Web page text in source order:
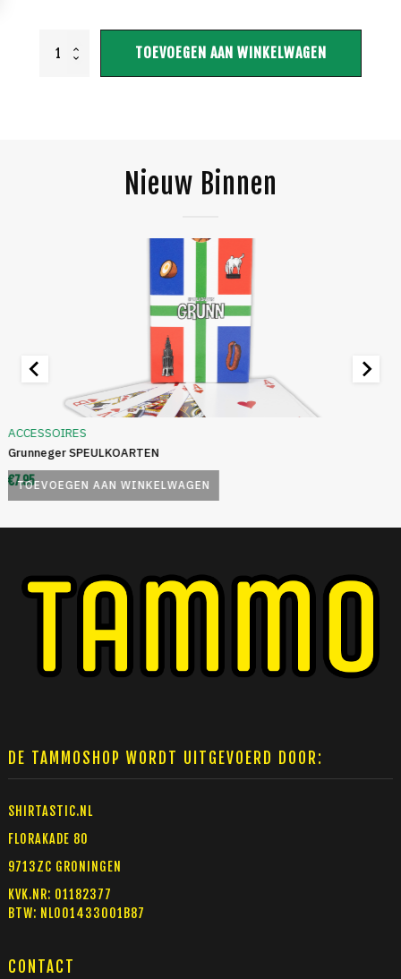
TOEVOEGEN AAN WINKELWAGEN
Nieuw Binnen
TOEVOEGEN AAN WINKELWAGEN
ACCESSOIRES
Grunneger SPEULKOARTEN
€7.95
DE TAMMOSHOP WORDT UITGEVOERD DOOR:
SHIRTASTIC.NL
FLORAKADE 80
9713ZC GRONINGEN
KVK.NR: 01182377
BTW: NL001433001B87
CONTACT